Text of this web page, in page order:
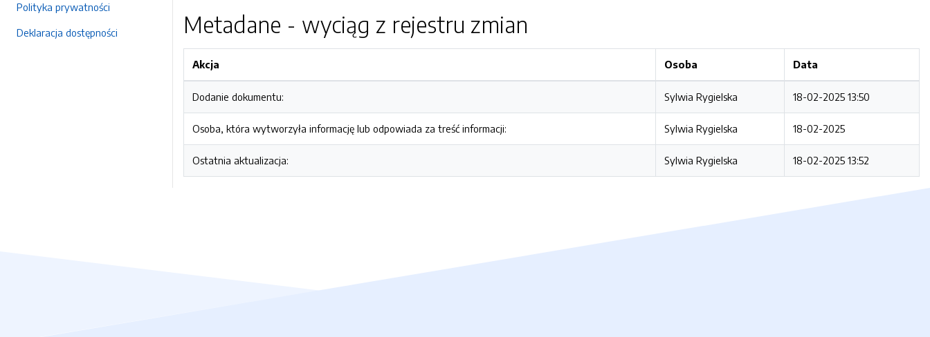
Polityka prywatności
Deklaracja dostępności Metadane - wyciąg z rejestru zmian
Akcja Osoba Data
Dodanie dokumentu: Sylwia Rygielska 18-02-2025 13:50
Osoba, która wytworzyła informację lub odpowiada za treść informacji: Sylwia Rygielska 18-02-2025
Ostatnia aktualizacja: Sylwia Rygielska 18-02-2025 13:52